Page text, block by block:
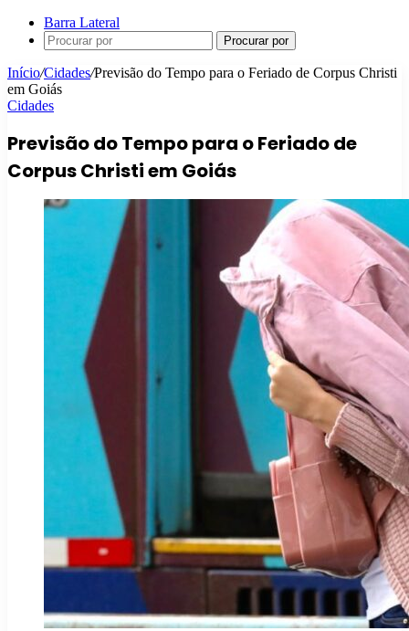
Barra Lateral
Procurar por
Início/Cidades/Previsão do Tempo para o Feriado de Corpus Christi
em Goiás
Cidades
Previsão do Tempo para o Feriado de
Corpus Christi em Goiás